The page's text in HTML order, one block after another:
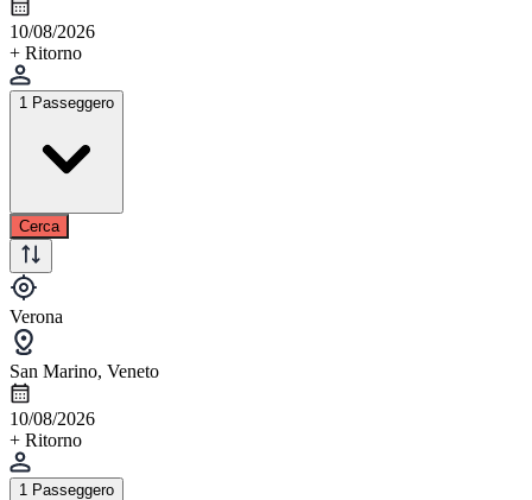
10/08/2026
+ Ritorno
1 Passeggero
Cerca
Verona
San Marino, Veneto
10/08/2026
+ Ritorno
1 Passeggero